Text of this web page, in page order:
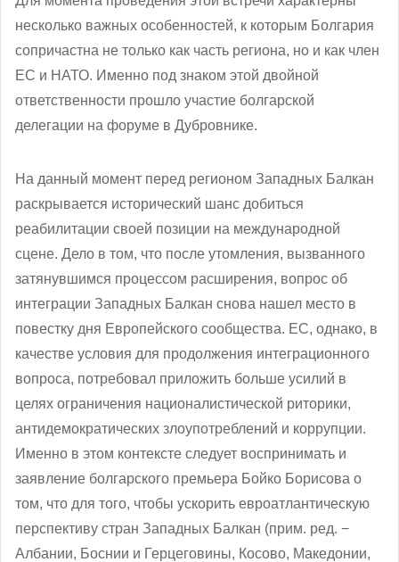
несколько важных особенностей, к которым Болгария
сопричастна не только как часть региона, но и как член
ЕС и НАТО. Именно под знаком этой двойной
ответственности прошло участие болгарской
делегации на форуме в Дубровнике.
На данный момент перед регионом Западных Балкан
раскрывается исторический шанс добиться
реабилитации своей позиции на международной
сцене. Дело в том, что после утомления, вызванного
затянувшимся процессом расширения, вопрос об
интеграции Западных Балкан снова нашел место в
повестку дня Европейского сообщества. ЕС, однако, в
качестве условия для продолжения интеграционного
вопроса, потребовал приложить больше усилий в
целях ограничения националистической риторики,
антидемократических злоупотреблений и коррупции.
Именно в этом контексте следует воспринимать и
заявление болгарского премьера Бойко Борисова о
том, что для того, чтобы ускорить евроатлантическую
перспективу стран Западных Балкан (прим. ред. −
Албании, Боснии и Герцеговины, Косово, Македонии,